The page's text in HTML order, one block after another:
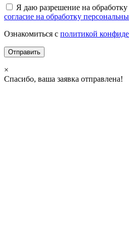
Я даю разрешение на
согласие на обработку
Ознакомиться с политикой
×
Спасибо, ваша заявка отправлена!